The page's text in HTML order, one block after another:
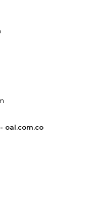
oal.com.co